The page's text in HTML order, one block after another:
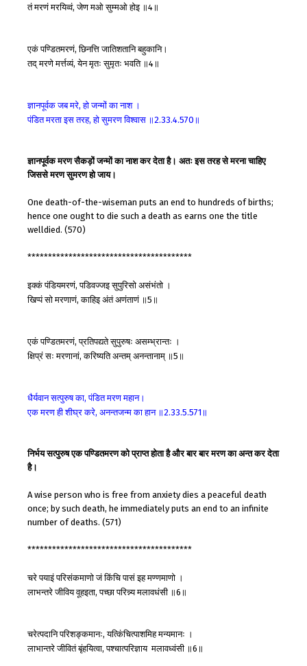
तंमरणंमरयिव्वं,जेणमओसुम्मओहोइ ॥4 ॥
एकंपण्डितमरणं,छिनत्तिजातिशतानिबहुकानि।
तद्मरणेमर्त्तव्यं,येनमृतः सुमृतः भवति ॥4 ॥
ज्ञानपूर्वकजबमरे,होजन्मोंकानाश ।
पंडितमरताइसतरह,होसुमरणविश्वास ॥2.33.4.570 ॥
ज्ञानपूर्वक मरण सैकड़ों जन्मों का नाश कर देता है। अतः इस तरह से मरना चाहिए
जिससे मरण सुमरण हो जाय।
One death-of-the-wiseman puts an end to hundreds of births;
hence one ought to die such a death as earns one the title
welldied. (570)
****************************************
इक्कंपंडियमरणं,पडिवज्जइसुपुरिसोअसंभंतो ।
खिप्पंसोमरणाणं,काहिइअंतंअणंताणं ॥5 ॥
एकंपण्डितमरणं,प्रतिपद्यतेसुपुरुषः असम्भ्रान्तः ।
क्षिप्रंसः मरणानां,करिष्यतिअन्तम्अनन्तानाम् ॥5 ॥
धैर्यवानसत्पुरुषका,पंडितमरणमहान।
एकमरणहीशीघ्रकरे, अनन्तजन्मकाहान ॥2.33.5.571 ॥
निर्भय सत्पुरुष एक पण्डितमरण को प्राप्त होता है और बार बार मरण का अन्त कर देता
है।
A wise person who is free from anxiety dies a peaceful death
once; by such death, he immediately puts an end to an infinite
number of deaths. (571)
****************************************
चरेपयाइंपरिसंकमाणोजंकिंचिपासंइहमण्णमाणो ।
लाभन्तरेजीवियवूहइता,पच्छापरिन्न्यमलावधंसी ॥6 ॥
चरेत्पदानिपरिशङ्कमानः,यत्किंचित्पाशमिहमन्यमानः ।
लाभान्तरेजीवितंबृंहयित्वा,पश्चात्परिज्ञाय मलावध्वंसी ॥6 ॥